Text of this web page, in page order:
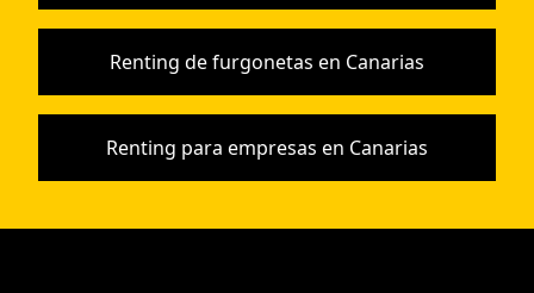
Renting de furgonetas en Canarias
Renting para empresas en Canarias